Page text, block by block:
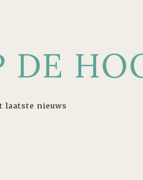
DE
laatste nieuws